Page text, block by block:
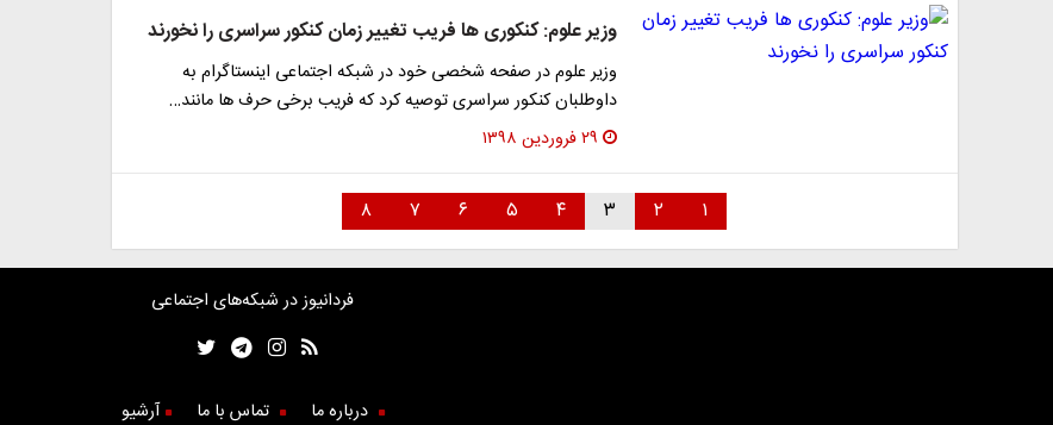
وزیر علوم: کنکوری ها فریب تغییر زمان کنکور سراسری را نخورند
وزیر علوم در صفحه شخصی خود در شبکه اجتماعی اینستاگرام به
داوطلبان کنکور سراسری توصیه کرد که فریب برخی حرف ها مانند…
۲۹ فروردین ۱۳۹۸
۱ ۲ ۳ ۴ ۵ ۶ ۷ ۸
فردانیوز در شبکه‌های اجتماعی
درباره ما تماس با ما آرشیو